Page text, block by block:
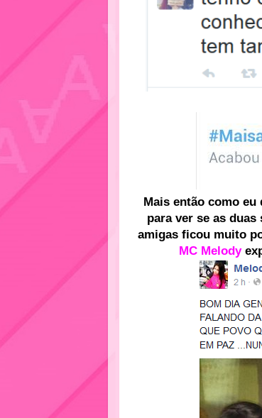
Mais então como
para ver se as
amigas ficou muito
MC Melody